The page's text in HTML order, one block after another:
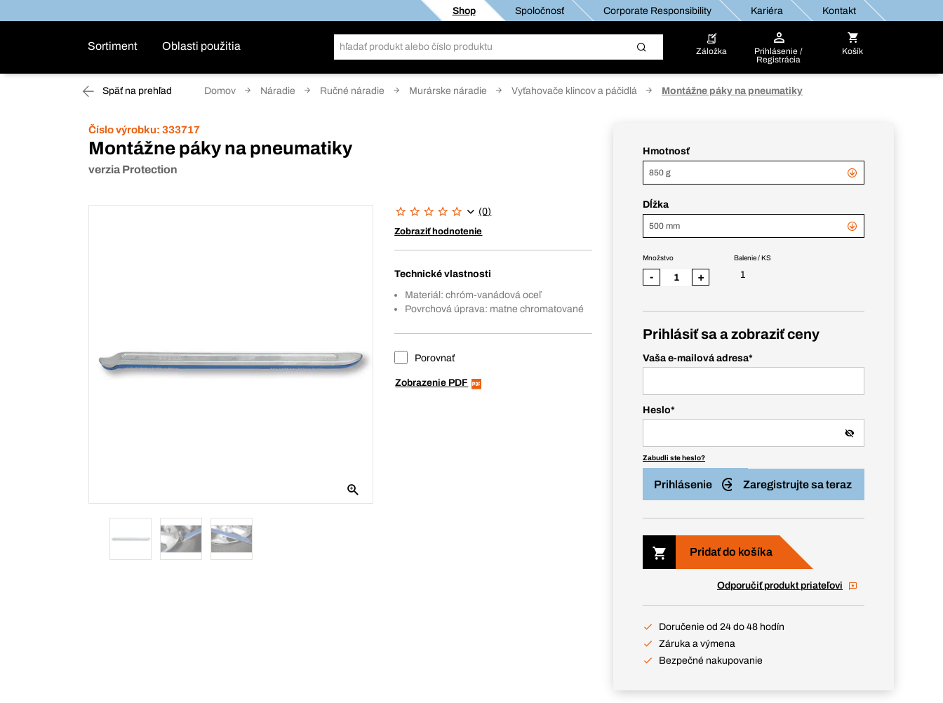
Shop Spoločnosť Corporate Responsibility Kariéra Kontakt
Sortiment Oblasti použitia Záložka
Prihlásenie /
Registrácia
Košík
Späť na prehľad Domov Náradie Ručné náradie Murárske náradie Vyťahovače klincov a páčidlá Montážne páky na pneumatiky
Číslo výrobku: 333717
Montážne páky na pneumatiky
verzia Protection
(0)
Zobraziť hodnotenie
Technické vlastnosti
Materiál: chróm-vanádová oceľ
Povrchová úprava: matne chromatované
Porovnať
Zobrazenie PDF
Hmotnosť
850 g
Dĺžka
500 mm
Balenie / KS
1
Množstvo
- +
Prihlásiť sa a zobraziť ceny
Vaša e-mailová adresa*
Heslo*
Zabudli ste heslo?
Prihlásenie Zaregistrujte sa teraz
Pridať do košíka
Odporučiť produkt priateľovi
Doručenie od 24 do 48 hodín
Záruka a výmena
Bezpečné nakupovanie